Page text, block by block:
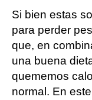
Si bien estas
para perder
que, en
una buena
quememos
normal. En este